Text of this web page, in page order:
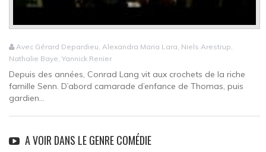
Avec Gérard Depardieu, Alexandra Maria Lara, Niels Arestrup,
Nathalie Baye, Yannick Renier
Depuis des années, Conrad Lang vit aux crochets de la riche
famille Senn. D’abord camarade d’enfance de Thomas, puis
gardien...
A VOIR DANS LE GENRE COMÉDIE